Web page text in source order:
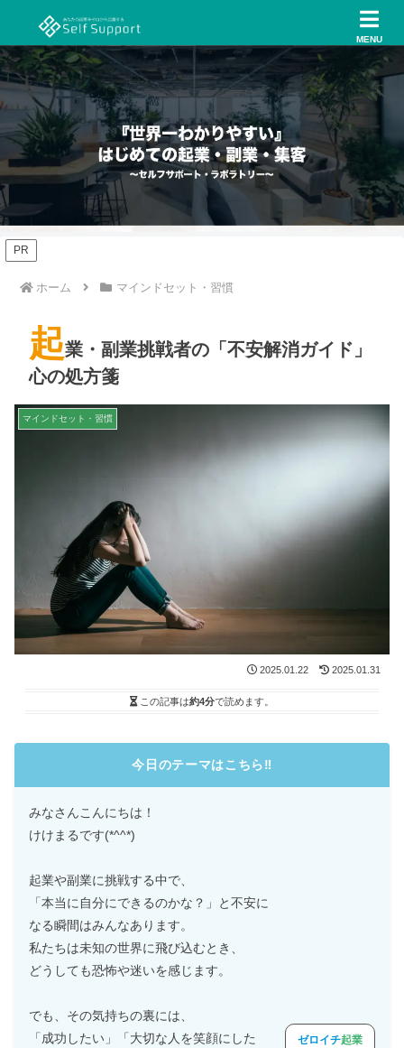
MENU
PR
ホーム マインドセット・習慣
起業・副業挑戦者の「不安解消ガイド」
心の処方箋
マインドセット・習慣
2025.01.22 2025.01.31
この記事は約4分で読めます。
今日のテーマはこちら‼️
みなさんこんにちは！
けけまるです(*^^*)
起業や副業に挑戦する中で、
「本当に自分にできるのかな？」と不安に
なる瞬間はみんなあります。
私たちは未知の世界に飛び込むとき、
どうしても恐怖や迷いを感じます。
でも、その気持ちの裏には、
「成功したい」「大切な人を笑顔にした
ゼロイチ起業